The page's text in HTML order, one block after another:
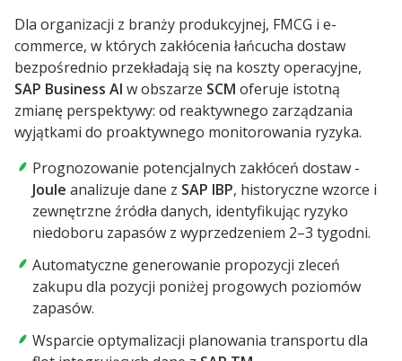
Dla organizacji z branży produkcyjnej, FMCG i e-
commerce, w których zakłócenia łańcucha dostaw
bezpośrednio przekładają się na koszty operacyjne,
SAP Business AI w obszarze SCM oferuje istotną
zmianę perspektywy: od reaktywnego zarządzania
wyjątkami do proaktywnego monitorowania ryzyka.
Prognozowanie potencjalnych zakłóceń dostaw -
Joule analizuje dane z SAP IBP, historyczne wzorce i
zewnętrzne źródła danych, identyfikując ryzyko
niedoboru zapasów z wyprzedzeniem 2–3 tygodni.
Automatyczne generowanie propozycji zleceń
zakupu dla pozycji poniżej progowych poziomów
zapasów.
Wsparcie optymalizacji planowania transportu dla